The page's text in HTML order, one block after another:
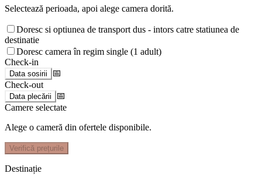
Selectează perioada, apoi alege camera dorită.
Doresc si optiunea de transport dus - intors catre statiunea de
destinatie
Doresc camera în regim single (1 adult)
Check-in
Data sosirii
📅
Check-out
Data plecării
📅
Camere selectate
Alege o cameră din ofertele disponibile.
Verifică prețurile
Destinație